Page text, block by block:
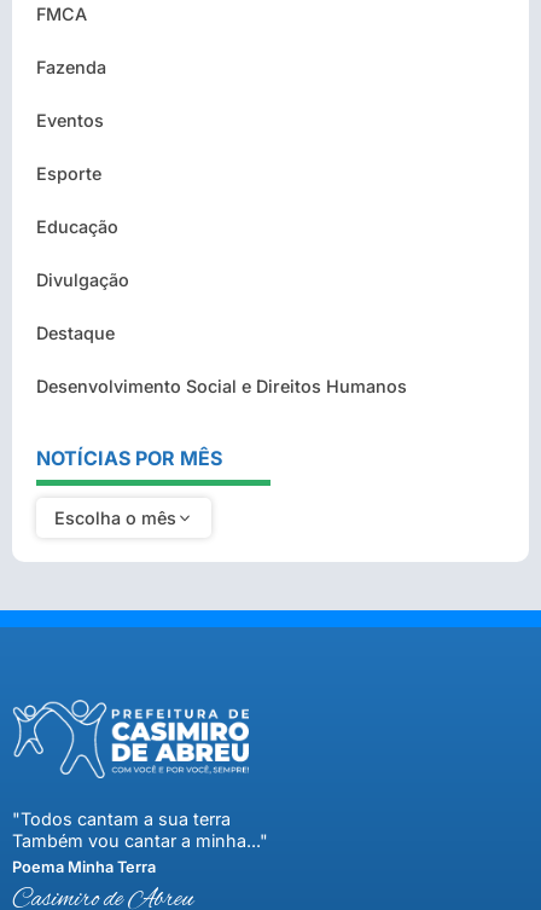
FMCA
Fazenda
Eventos
Esporte
Educação
Divulgação
Destaque
Desenvolvimento Social e Direitos Humanos
NOTÍCIAS POR MÊS
Escolha o mês
"Todos cantam a sua terra
Também vou cantar a minha..."
Poema Minha Terra
Casimiro de Abreu